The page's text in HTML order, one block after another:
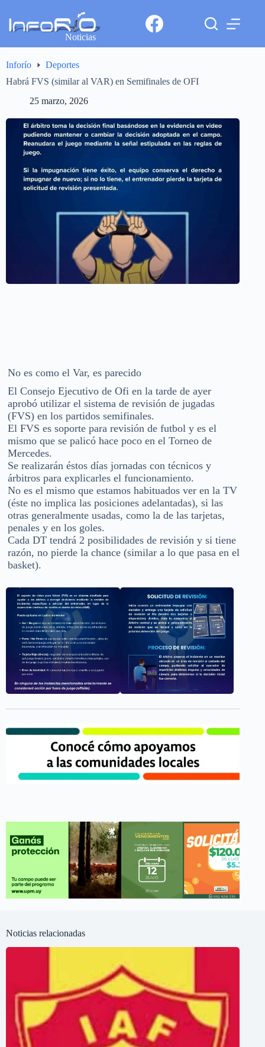
Noticias
Inforío
Deportes
Habrá FVS (similar al VAR) en Semifinales de OFI
25 marzo, 2026
No es como el Var, es parecido
El Consejo Ejecutivo de Ofi en la tarde de ayer
aprobó utilizar el sistema de revisión de jugadas
(FVS) en los partidos semifinales.
El FVS es soporte para revisión de futbol y es el
mismo que se palicó hace poco en el Torneo de
Mercedes.
Se realizarán éstos días jornadas con técnicos y
árbitros para explicarles el funcionamiento.
No es el mismo que estamos habituados ver en la TV
(éste no implica las posiciones adelantadas), si las
otras generalmente usadas, como la de las tarjetas,
penales y en los goles.
Cada DT tendrá 2 posibilidades de revisión y si tiene
razón, no pierde la chance (similar a lo que pasa en el
basket).
Noticias relacionadas